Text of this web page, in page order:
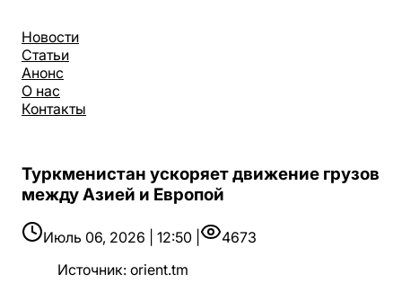
Новости
Статьи
Анонс
О нас
Контакты
Туркменистан ускоряет движение грузов
между Азией и Европой
Июль 06, 2026 | 12:50 |
4673
Источник: orient.tm